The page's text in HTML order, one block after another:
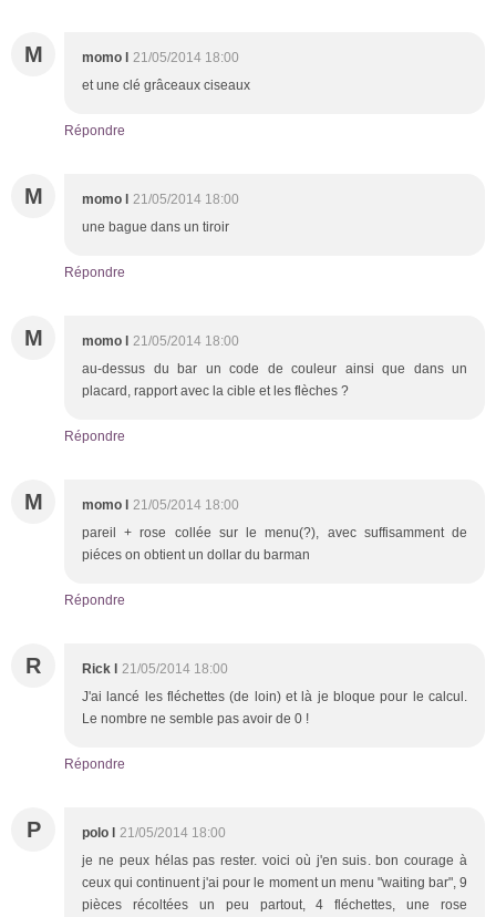
M momo l 21/05/2014 18:00
et une clé grâceaux ciseaux
Répondre
M momo l 21/05/2014 18:00
une bague dans un tiroir
Répondre
M momo l 21/05/2014 18:00
au-dessus du bar un code de couleur ainsi que dans un
placard, rapport avec la cible et les flèches ?
Répondre
M momo l 21/05/2014 18:00
pareil + rose collée sur le menu(?), avec suffisamment de
piéces on obtient un dollar du barman
Répondre
R Rick l 21/05/2014 18:00
J'ai lancé les fléchettes (de loin) et là je bloque pour le calcul.
Le nombre ne semble pas avoir de 0 !
Répondre
P polo l 21/05/2014 18:00
je ne peux hélas pas rester. voici où j'en suis. bon courage à
ceux qui continuent j'ai pour le moment un menu "waiting bar", 9
pièces récoltées un peu partout, 4 fléchettes, une rose